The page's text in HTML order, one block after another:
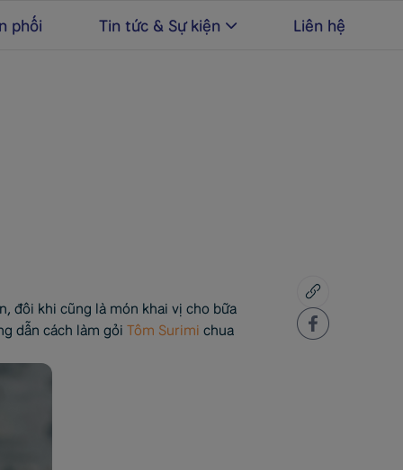
phối Tin tức & Sự kiện Liên hệ
đôi khi cũng là món khai vị cho bữa
dẫn cách làm gỏi Tôm Surimi chua